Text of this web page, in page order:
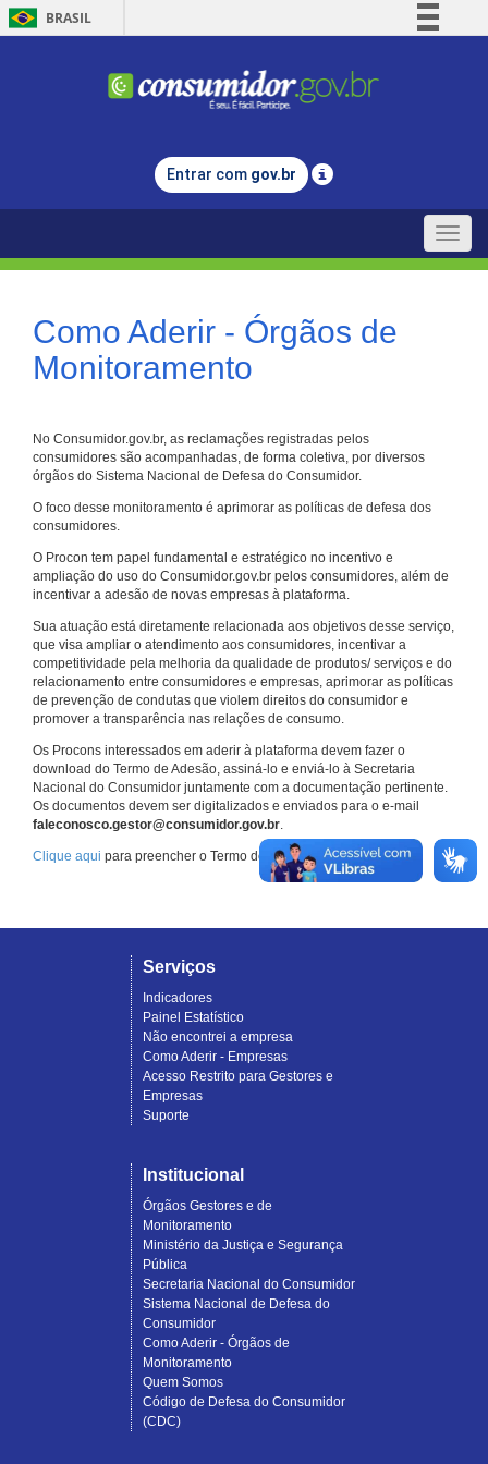
BRASIL
Comunica BR
Legislação
Entrar com gov.br
Toggle
Como Aderir - Órgãos de
Monitoramento
No Consumidor.gov.br, as reclamações registradas pelos
consumidores são acompanhadas, de forma coletiva, por diversos
órgãos do Sistema Nacional de Defesa do Consumidor.
O foco desse monitoramento é aprimorar as políticas de defesa dos
consumidores.
O Procon tem papel fundamental e estratégico no incentivo e
ampliação do uso do Consumidor.gov.br pelos consumidores, além de
incentivar a adesão de novas empresas à plataforma.
Sua atuação está diretamente relacionada aos objetivos desse serviço,
que visa ampliar o atendimento aos consumidores, incentivar a
competitividade pela melhoria da qualidade de produtos/ serviços e do
relacionamento entre consumidores e empresas, aprimorar as políticas
de prevenção de condutas que violem direitos do consumidor e
promover a transparência nas relações de consumo.
Os Procons interessados em aderir à plataforma devem fazer o
download do Termo de Adesão, assiná-lo e enviá-lo à Secretaria
Nacional do Consumidor juntamente com a documentação pertinente.
Os documentos devem ser digitalizados e enviados para o e-mail
faleconosco.gestor@consumidor.gov.br.
Clique aqui para preencher o Termo de Adesão.
Serviços
Indicadores
Painel Estatístico
Não encontrei a empresa
Como Aderir - Empresas
Acesso Restrito para Gestores e
Empresas
Suporte
Institucional
Órgãos Gestores e de
Monitoramento
Ministério da Justiça e Segurança
Pública
Secretaria Nacional do Consumidor
Sistema Nacional de Defesa do
Consumidor
Como Aderir - Órgãos de
Monitoramento
Quem Somos
Código de Defesa do Consumidor
(CDC)